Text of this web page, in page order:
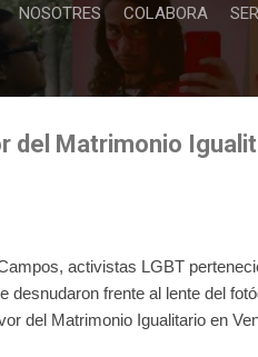
NOSOTRES COLABORA
del Matrimonio
activistas LGBT
desnudaron frente al lente del
del Matrimonio Igualitario en